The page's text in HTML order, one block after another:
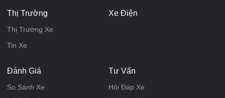
Thị Trường
Thị Trường Xe
Tin Xe
Xe Điện
Đánh Giá
So Sánh Xe
Tư Vấn
Hỏi Đáp Xe